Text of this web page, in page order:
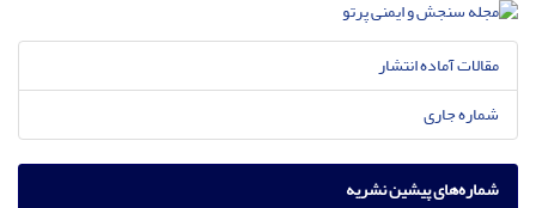
مقالات آماده انتشار
شماره جاری
شماره‌های پیشین نشریه